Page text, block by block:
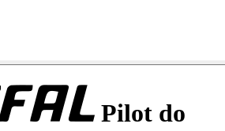
Pilot do